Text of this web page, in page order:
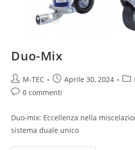
Duo-Mix
M-TEC Aprile 30, 2024
0 commenti
Duo-mix: Eccellenza nella
sistema duale unico